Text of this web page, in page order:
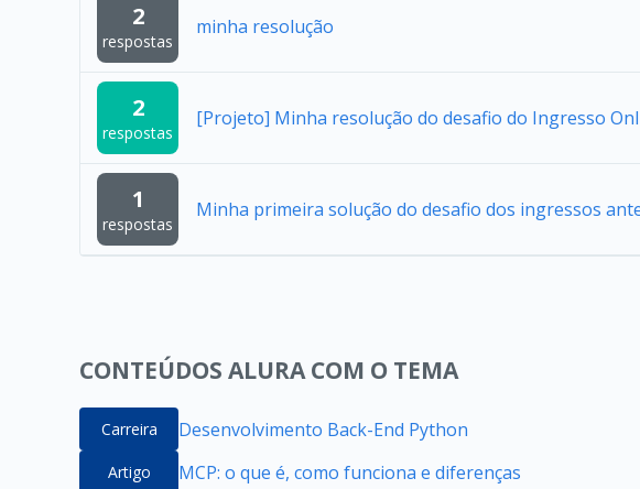
2
respostas
minha resolução
2
respostas
[Projeto] Minha resolução do desafio do Ingresso
1
respostas
Minha primeira solução do desafio dos ingressos
CONTEÚDOS ALURA COM O TEMA
Carreira Desenvolvimento Back-End Python
Artigo MCP: o que é, como funciona e diferenças